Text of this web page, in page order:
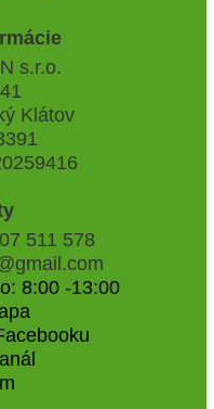
s.r.o.
Klátov
511 578
8:00 -13:00